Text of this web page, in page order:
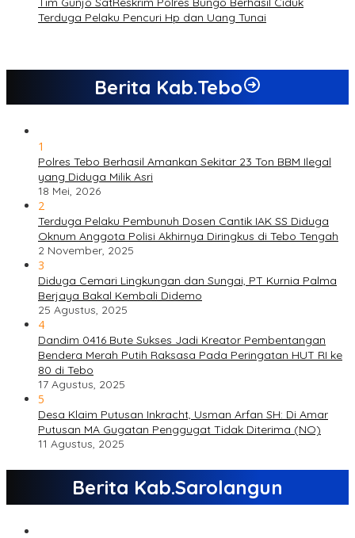
Terduga Pelaku Pencuri Hp dan Uang Tunai
Berita Kab.Tebo
1
Polres Tebo Berhasil Amankan Sekitar 23 Ton BBM Ilegal
yang Diduga Milik Asri
18 Mei, 2026
2
Terduga Pelaku Pembunuh Dosen Cantik IAK SS Diduga
Oknum Anggota Polisi Akhirnya Diringkus di Tebo Tengah
2 November, 2025
3
Diduga Cemari Lingkungan dan Sungai, PT Kurnia Palma
Berjaya Bakal Kembali Didemo
25 Agustus, 2025
4
Dandim 0416 Bute Sukses Jadi Kreator Pembentangan
Bendera Merah Putih Raksasa Pada Peringatan HUT RI ke
80 di Tebo
17 Agustus, 2025
5
Desa Klaim Putusan Inkracht, Usman Arfan SH: Di Amar
Putusan MA Gugatan Penggugat Tidak Diterima (NO)
11 Agustus, 2025
Berita Kab.Sarolangun